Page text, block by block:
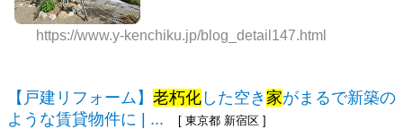
https://www.y-kenchiku.jp/blog_detail147.html
【戸建リフォーム】 老朽化 した空き 家がまるで新築の
ような賃貸物件に | ...
[ 東京都 新宿区 ]